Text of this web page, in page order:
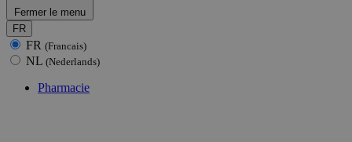
Fermer le menu
FR
FR (Francais)
NL (Nederlands)
Pharmacie